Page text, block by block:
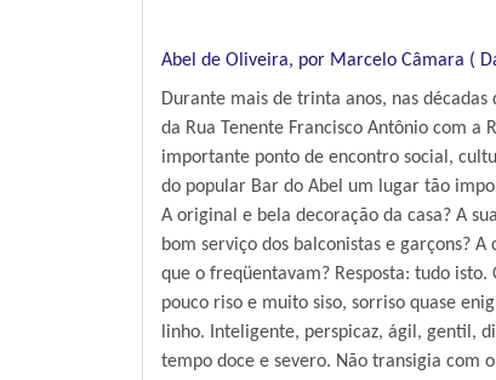
Abel de Oliveira, por Marcelo Câmara (
Durante mais de trinta anos, nas
da Rua Tenente Francisco Antônio com a
importante ponto de encontro social,
do popular Bar do Abel um lugar tão
A original e bela decoração da casa? A
bom serviço dos balconistas e garçons?
que o freqüentavam? Resposta: tudo
pouco riso e muito siso, sorriso quase
linho. Inteligente, perspicaz, ágil, gentil,
tempo doce e severo. Não transigia com